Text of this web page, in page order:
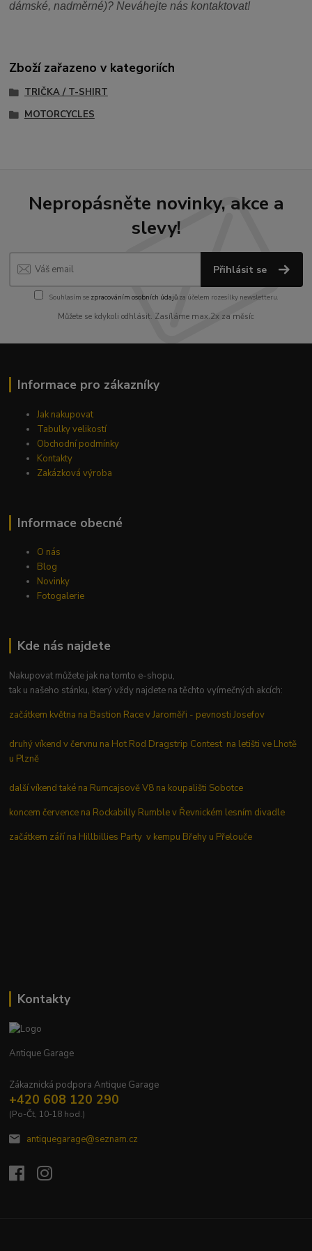
dámské, nadměrné)? Neváhejte nás kontaktovat!
Zboží zařazeno v kategoriích
TRIČKA / T-SHIRT
MOTORCYCLES
Nepropásněte novinky, akce a
slevy!
Přihlásit se
Souhlasím se zpracováním osobních údajůza účelem rozesílky newsletteru.
Můžete se kdykoli odhlásit. Zasíláme max.2x za měsíc
Informace pro zákazníky
Jak nakupovat
Tabulky velikostí
Obchodní podmínky
Kontakty
Zakázková výroba
Informace obecné
O nás
Blog
Novinky
Fotogalerie
Kde nás najdete
Nakupovat můžete jak na tomto e-shopu,
tak u našeho stánku, který vždy najdete na těchto vyímečných akcích:
začátkem května na Bastion Race v Jaroměři - pevnosti Josefov
druhý víkend v červnu na Hot Rod Dragstrip Contest na letišti ve Lhotě
u Plzně
další víkend také na Rumcajsově V8 na koupališti Sobotce
koncem července na Rockabilly Rumble v Řevnickém lesním divadle
začátkem září na Hillbillies Party v kempu Břehy u Přelouče
Kontakty
Antique Garage
Zákaznická podpora Antique Garage
+420 608 120 290
(Po-Čt, 10-18 hod.)
antiquegarage@seznam.cz